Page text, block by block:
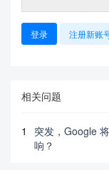
登录 注册新账
相关问题
1
突发，Google
响？